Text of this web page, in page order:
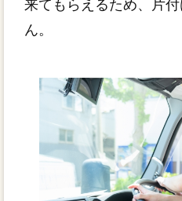
来てもらえるため、片
ん。